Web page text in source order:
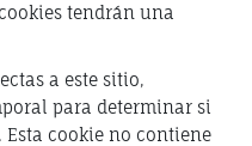
tendrán una
a este sitio,
para determinar si
Esta cookie no contiene